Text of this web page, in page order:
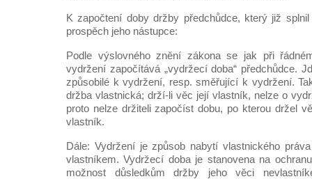
K započtení doby držby předchůdce, který již
prospěch jeho nástupce:
Podle výslovného znění zákona se jak při
vydržení započítává „vydržecí doba“ předchůdce.
způsobilé k vydržení, resp. směřující k vydržení.
držba vlastnická; drží-li věc její vlastník, nelze o
proto nelze držiteli započíst dobu, po kterou držel
vlastník.
Dále: Vydržení je způsob nabytí vlastnického
vlastníkem. Vydržecí doba je stanovena na
možnost důsledkům držby jeho věci